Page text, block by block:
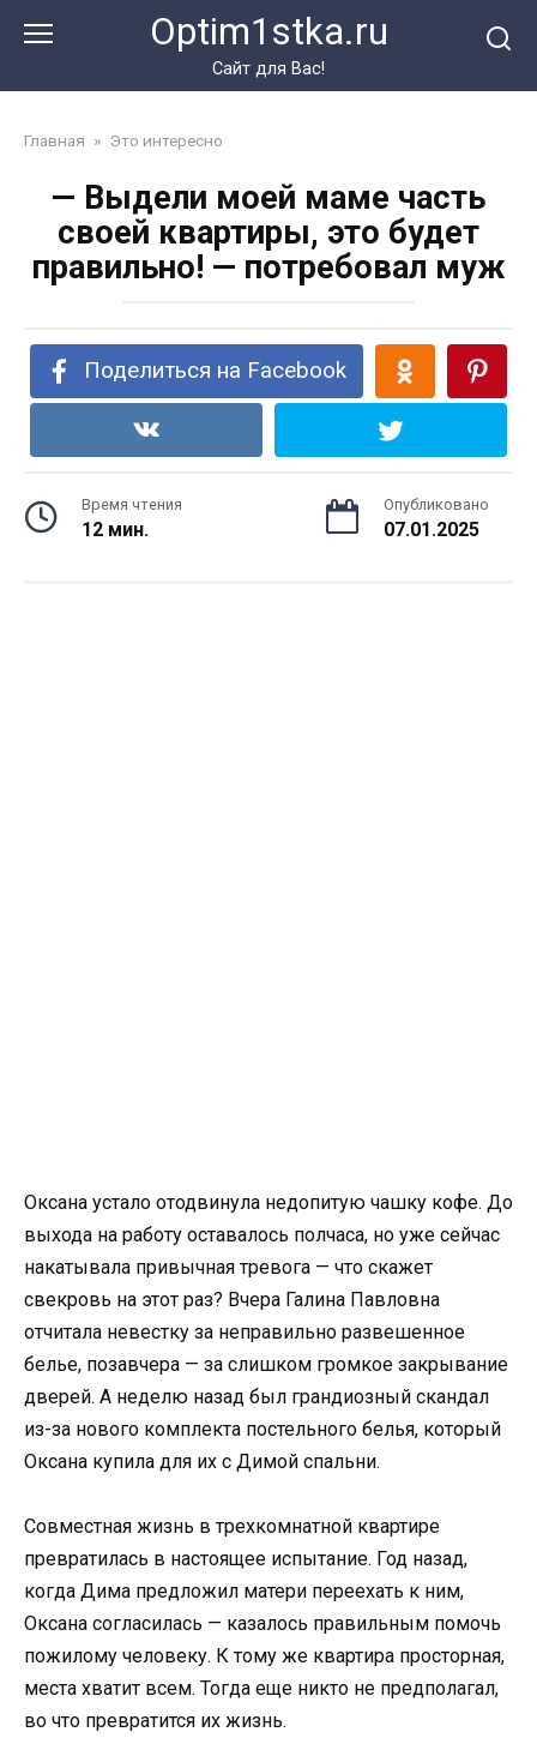
Optim1stka.ru
Сайт для Вас!
Главная » Это интересно
— Выдели моей маме часть
своей квартиры, это будет
правильно! — потребовал муж
Поделиться на Facebook
Время чтения
12 мин.
Опубликовано
07.01.2025
Оксана устало отодвинула недопитую чашку кофе. До
выхода на работу оставалось полчаса, но уже сейчас
накатывала привычная тревога — что скажет
свекровь на этот раз? Вчера Галина Павловна
отчитала невестку за неправильно развешенное
белье, позавчера — за слишком громкое закрывание
дверей. А неделю назад был грандиозный скандал
из-за нового комплекта постельного белья, который
Оксана купила для их с Димой спальни.
Совместная жизнь в трехкомнатной квартире
превратилась в настоящее испытание. Год назад,
когда Дима предложил матери переехать к ним,
Оксана согласилась — казалось правильным помочь
пожилому человеку. К тому же квартира просторная,
места хватит всем. Тогда еще никто не предполагал,
во что превратится их жизнь.